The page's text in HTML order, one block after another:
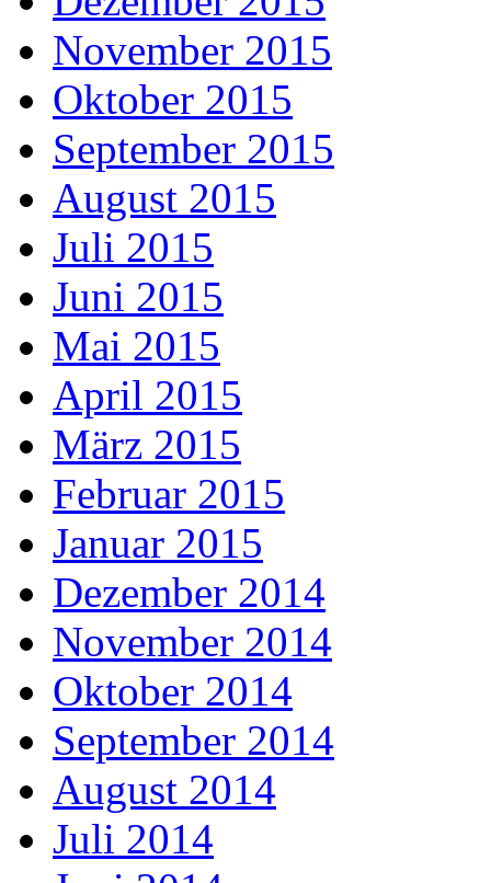
November 2015
Oktober 2015
September 2015
August 2015
Juli 2015
Juni 2015
Mai 2015
April 2015
März 2015
Februar 2015
Januar 2015
Dezember 2014
November 2014
Oktober 2014
September 2014
August 2014
Juli 2014